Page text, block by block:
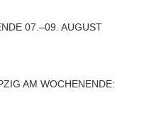
07.–09. AUGUST
AM WOCHENENDE: